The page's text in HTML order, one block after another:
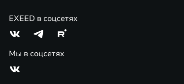
EXEED в соцсетях
Мы в соцсетях